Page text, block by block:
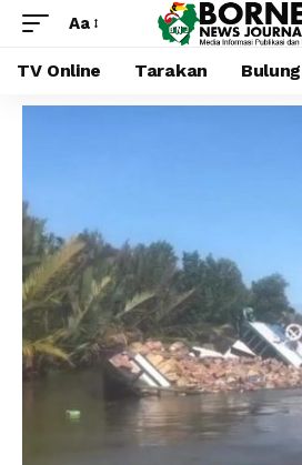
Aa
TV Online Tarakan